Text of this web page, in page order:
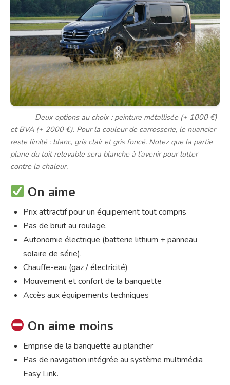
Deux options au choix : peinture métallisée (+ 1000 €)
et BVA (+ 2000 €). Pour la couleur de carrosserie, le nuancier
reste limité : blanc, gris clair et gris foncé. Notez que la partie
plane du toit relevable sera blanche à l’avenir pour lutter
contre la chaleur.
On aime
Prix attractif pour un équipement tout compris
Pas de bruit au roulage.
Autonomie électrique (batterie lithium + panneau
solaire de série).
Chauffe-eau (gaz / électricité)
Mouvement et confort de la banquette
Accès aux équipements techniques
On aime moins
Emprise de la banquette au plancher
Pas de navigation intégrée au système multimédia
Easy Link.